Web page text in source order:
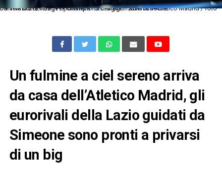
Db Torino 26/11/2019 - Champions League / Juventus-Atletico Madrid / foto Daniele Buffa/Image Sport nella foto: Diego Pablo Simeone
Un fulmine a ciel sereno arriva
da casa dell’Atletico Madrid, gli
eurorivali della Lazio guidati da
Simeone sono pronti a privarsi
di un big